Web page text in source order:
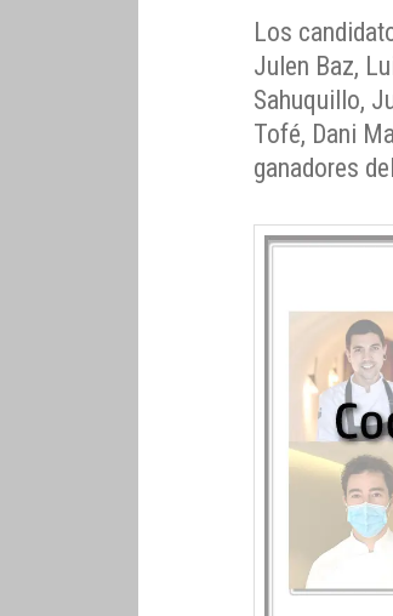
Los
Julen Baz,
Sahuquillo,
Tofé, Dani
ganadores